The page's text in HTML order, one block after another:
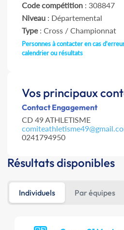
Code compétition : 308847
Niveau : Départemental
Type: Cross / Championnat
Personnes à contacter en cas
calendrier ou résultats
Vos principaux
Contact Engagement
CD 49 ATHLETISME
0241794950
Résultats disponibles
Individuels Par équipes